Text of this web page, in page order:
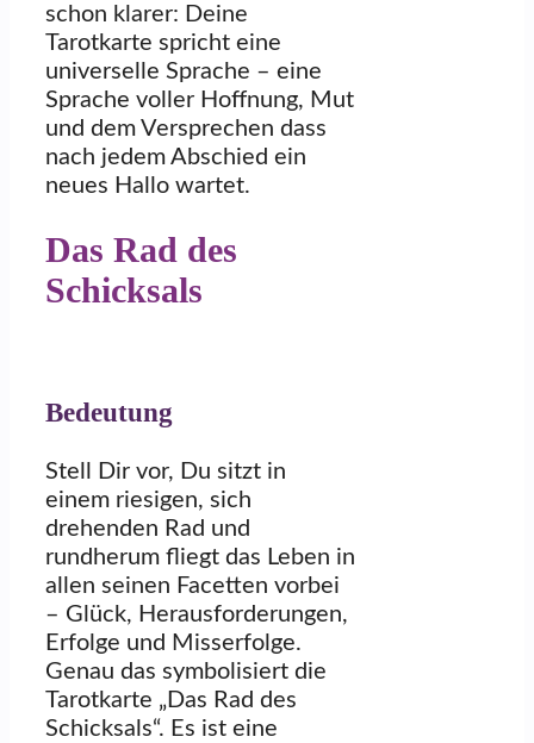
schon klarer: Deine
Tarotkarte spricht eine
universelle Sprache – eine
Sprache voller Hoffnung, Mut
und dem Versprechen dass
nach jedem Abschied ein
neues Hallo wartet.
Das Rad des
Schicksals
Bedeutung
Stell Dir vor, Du sitzt in
einem riesigen, sich
drehenden Rad und
rundherum fliegt das Leben in
allen seinen Facetten vorbei
– Glück, Herausforderungen,
Erfolge und Misserfolge.
Genau das symbolisiert die
Tarotkarte „Das Rad des
Schicksals“. Es ist eine